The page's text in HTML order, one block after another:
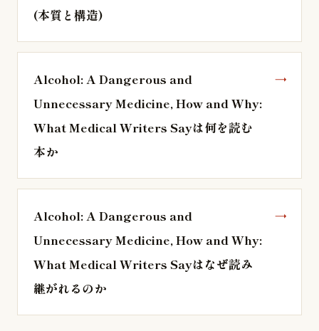
(本質と構造)
Alcohol: A Dangerous and
Unnecessary Medicine, How and Why:
What Medical Writers Sayは何を読む
本か
Alcohol: A Dangerous and
Unnecessary Medicine, How and Why:
What Medical Writers Sayはなぜ読み
継がれるのか